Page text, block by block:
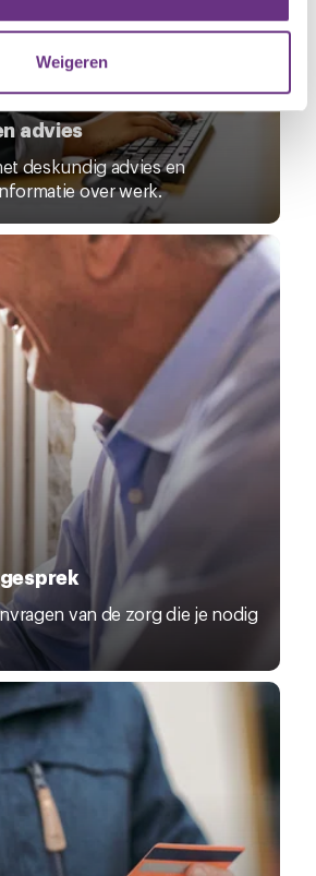
uw gebruik van hun services.
op elk moment wijzigen of
of door te klikken op
linksonder op de
Weigeren
advies
deskundig advies en
over werk.
van de zorg die je nodig